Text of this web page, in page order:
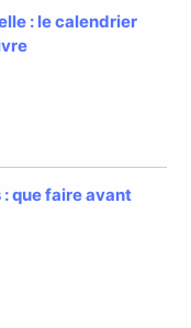
: le calendrier
que faire avant